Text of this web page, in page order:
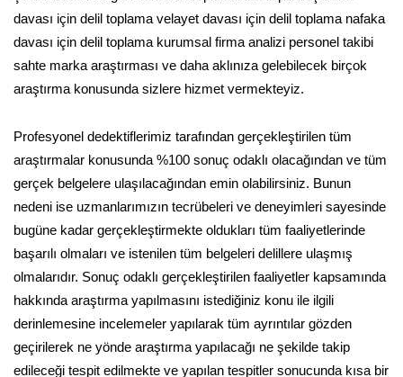
davası için delil toplama velayet davası için delil toplama nafaka
davası için delil toplama kurumsal firma analizi personel takibi
sahte marka araştırması ve daha aklınıza gelebilecek birçok
araştırma konusunda sizlere hizmet vermekteyiz.
Profesyonel dedektiflerimiz tarafından gerçekleştirilen tüm
araştırmalar konusunda %100 sonuç odaklı olacağından ve tüm
gerçek belgelere ulaşılacağından emin olabilirsiniz. Bunun
nedeni ise uzmanlarımızın tecrübeleri ve deneyimleri sayesinde
bugüne kadar gerçekleştirmekte oldukları tüm faaliyetlerinde
başarılı olmaları ve istenilen tüm belgeleri delillere ulaşmış
olmalarıdır. Sonuç odaklı gerçekleştirilen faaliyetler kapsamında
hakkında araştırma yapılmasını istediğiniz konu ile ilgili
derinlemesine incelemeler yapılarak tüm ayrıntılar gözden
geçirilerek ne yönde araştırma yapılacağı ne şekilde takip
edileceği tespit edilmekte ve yapılan tespitler sonucunda kısa bir